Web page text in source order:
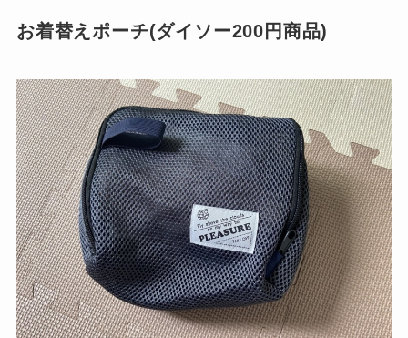
お着替えポーチ(ダイソー200円商品)